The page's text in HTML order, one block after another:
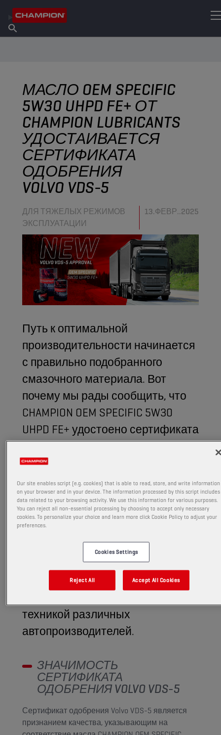
Информация о Champion
Найти точку продаж
МАСЛО OEM SPECIFIC
5W30 UHPD FE+ ОТ
CHAMPION LUBRICANTS
УДОСТАИВАЕТСЯ
СЕРТИФИКАТА
ОДОБРЕНИЯ
VOLVO VDS-5
ДЛЯ ТЯЖЕЛЫХ РЕЖИМОВ
ЭКСПЛУАТАЦИИ
13.ФЕВР..2025
Путь к оптимальной
производительности начинается
с правильно подобранного
смазочного материала. Вот
почему мы рады сообщить, что
CHAMPION OEM SPECIFIC 5W30
UHPD FE+ удостоено сертификата
одобрения Volvo VDS-5, что
делает его одобренным
смазочным материалом для
новейших двигателей
большегрузной техники Volvo.
Кроме того, также получена
сертификация согласно
требованиям Mack EOS-5 и
Renault Trucks RLD-5, что
техникой различных
автопроизводителей.
ЗНАЧИМОСТЬ
СЕРТИФИКАТА
ОДОБРЕНИЯ VOLVO VDS-5
Сертификат одобрения Volvo VDS-5 является
признанием качества, указывающим на
Our site enables script (e.g. cookies) that is able to read, store, and write information
on your browser and in your device. The information processed by this script includes
data related to your browsing activity. We use this information for various purposes.
You can reject all non-essential processing by choosing to accept only necessary
cookies. To personalize your choice and learn more click Cookie Policy to adjust your
preferences.
Cookies Settings
Reject All Accept All Cookies